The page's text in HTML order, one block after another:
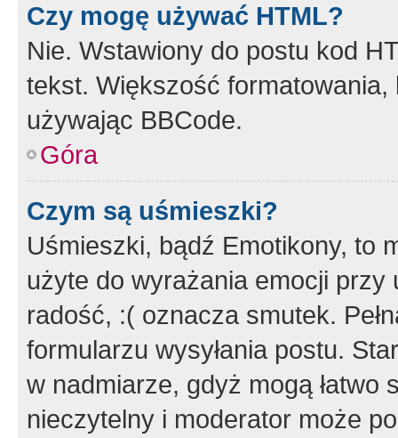
Czy mogę używać HTML?
Nie. Wstawiony do postu kod
tekst. Większość
używając BBCode.
Góra
Czym są uśmieszki?
Uśmieszki, bądź Emotikony, to
użyte do wyrażania emocji
radość, :( oznacza smutek.
formularzu wysyłania postu.
w nadmiarze, gdyż mogą
nieczytelny i moderator może